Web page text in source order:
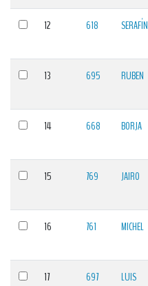
12 618 SERAFÍN
13 695 RUBEN
14 668 BORJA
15 769 JAIRO
16 761 MICHEL
17 697 LUIS